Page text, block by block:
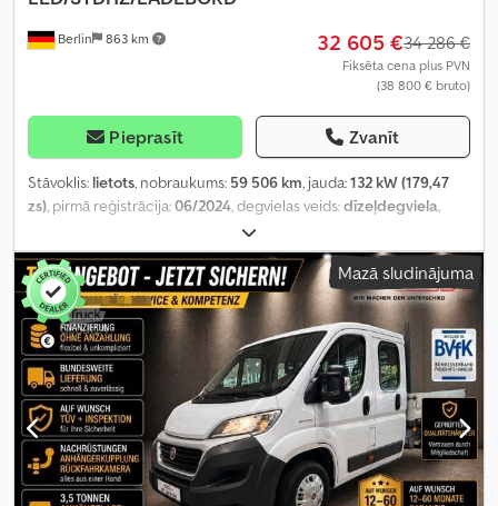
Berlin 863 km 32 605 €34 286 €
Fiksēta cena plus PVN
(38 800 € bruto)
Pieprasīt Zvanīt
Stāvoklis: lietots, nobraukums: 59 506 km, jauda:132 kW (179,47
zs), pirmā reģistrācija:06/2024, degvielas veids:dīzeļdegviela,
balts
pārnesuma veids:automātisks, emisijas klase:nav, piekares
sistēma:cits, sēdvietu skaits:3, Aprīkojums:ABS, borta dators,
centrālā atslēga, elektroniskā stabilitātes programma (ESP),
gaisa kondicionēšana, gaisa spilvens, imobilaizersistēma, kruīza
kontrole, kvēpu filtrs, navigācijas sistēma, paceļamais
aizmugurējais borts, stāvvietas sildītājs, vilces kontroles sistēma,
Mazā sludinājuma